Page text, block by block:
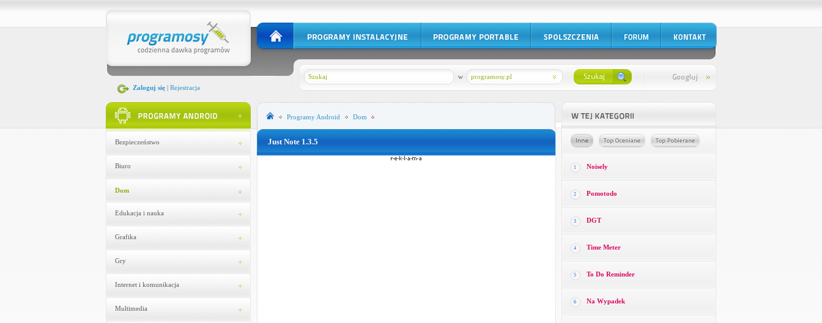
Zaloguj się| Rejestracja
programosy.pl
w
Bezpieczeństwo
Biuro
Dom
Edukacja i nauka
Grafika
Gry
Internet i komunikacja
Multimedia
ProgramyAndroid Dom
Just Note 1.3.5
1 Noisely
2 Pomotodo
3 DGT
4 Time Meter
5 To Do Reminder
6 Na Wypadek